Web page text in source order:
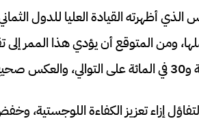
أظهرته القيادة العليا للدول
ومن المتوقع أن يؤدي هذا الممر
إزاء تعزيز الكفاءة اللوجستية،